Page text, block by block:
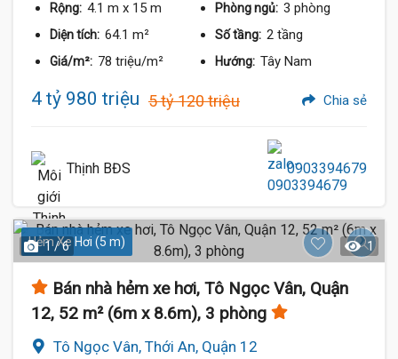
Rộng: 4.1 m x 15 m Phòng ngủ: 3 phòng
Diện tích: 64.1 m² Số tầng: 2 tầng
Giá/m²: 78 triệu/m² Hướng: Tây Nam
4 tỷ 980 triệu 5 tỷ 120 triệu Chia sẻ
Thịnh BĐS 0903394679
Hẻm Xe Hơi (5 m)
1 / 6 1
Bán nhà hẻm xe hơi, Tô Ngọc Vân, Quận
12, 52 m² (6m x 8.6m), 3 phòng
Tô Ngọc Vân, Thới An, Quận 12